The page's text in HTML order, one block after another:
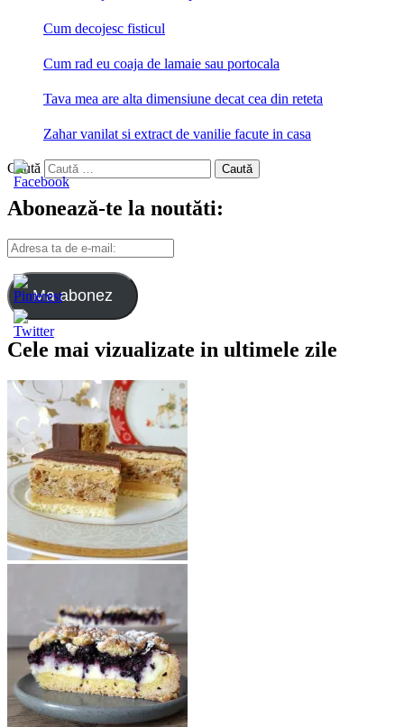
Cum decojesc fisticul
Cum rad eu coaja de lamaie sau portocala
Tava mea are alta dimensiune decat cea din reteta
Zahar vanilat si extract de vanilie facute in casa
Caută
Abonează-te la noutăti:
Adresa
ta
de
e-
mail:
Ma abonez
Cele mai vizualizate in ultimele zile